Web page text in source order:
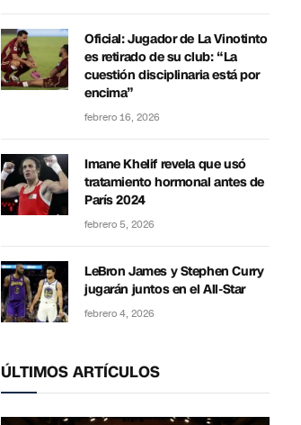
Oficial: Jugador de La Vinotinto
es retirado de su club: “La
cuestión disciplinaria está por
encima”
febrero 16, 2026
Imane Khelif revela que usó
tratamiento hormonal antes de
París 2024
febrero 5, 2026
LeBron James y Stephen Curry
jugarán juntos en el All-Star
febrero 4, 2026
ÚLTIMOS ARTÍCULOS